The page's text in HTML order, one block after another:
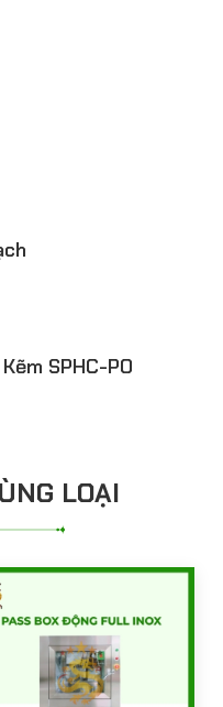
SPHC-PO
LOẠI